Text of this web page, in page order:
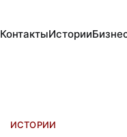
КонтактыИстории
ИСТОРИИ